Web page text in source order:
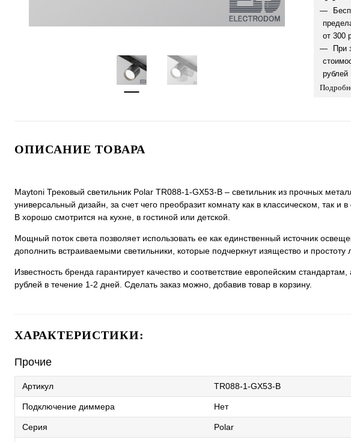
от 300
При
рублей
ОПИСАНИЕ ТОВАРА
Maytoni Трековый светильник Polar TR088-1-GX53-B – светильник из прочных
универсальный дизайн, за счет чего преобразит комнату как в классическом, так
B хорошо смотрится на кухне, в гостиной или детской.
Мощный поток света позволяет использовать ее как единственный источник
дополнить встраиваемыми светильники, которые подчеркнут изящество и простоту
Известность бренда гарантирует качество и соответствие европейским
рублей в течение 1-2 дней. Сделать заказ можно, добавив товар в корзину.
ХАРАКТЕРИСТИКИ:
Прочие
Артикул TR088-1-GX53-B
Подключение диммера Нет
Серия Polar